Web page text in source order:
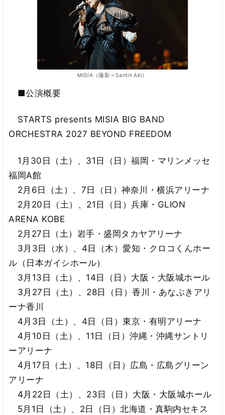
MISIA（撮影＝Santin Aki）
■公演概要
STARTS presents MISIA BIG BAND
ORCHESTRA 2027 BEYOND FREEDOM
1月30日（土）、31日（日）福岡・マリンメッセ
福岡A館
2月6日（土）、7日（日）神奈川・横浜アリーナ
2月20日（土）、21日（日）兵庫・GLION
ARENA KOBE
2月27日（土）岩手・盛岡タカヤアリーナ
3月3日（水）、4日（木）愛知・クロコくんホー
ル（日本ガイシホール）
3月13日（土）、14日（日）大阪・大阪城ホール
3月27日（土）、28日（日）香川・あなぶきアリ
ーナ香川
4月3日（土）、4日（日）東京・有明アリーナ
4月10日（土）、11日（日）沖縄・沖縄サントリ
ーアリーナ
4月17日（土）、18日（日）広島・広島グリーン
アリーナ
4月22日（土）、23日（日）大阪・大阪城ホール
5月1日（土）、2日（日）北海道・真駒内セキス